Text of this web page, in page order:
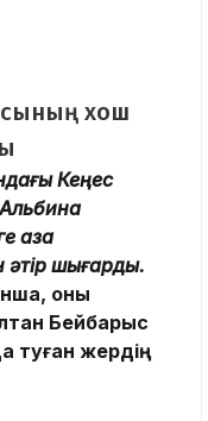
хош
Кеңес
әтір шығарды.
оны
Бейбарыс
туған жердің